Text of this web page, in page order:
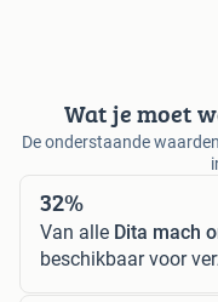
Wat je moet
De onderstaande
32%
Van alle Dita mach
beschikbaar voor